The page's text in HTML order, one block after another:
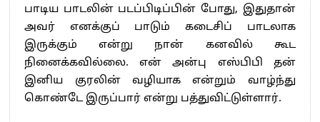
பாடிய பாடலின் படப்பிடிப்பின் போது, இதுதான்
அவர் எனக்குப் பாடும் கடைசிப் பாடலாக
இருக்கும் என்று நான் கனவில் கூட
நினைக்கவில்லை. என் அன்பு எஸ்பிபி தன்
இனிய குரலின் வழியாக என்றும் வாழ்ந்து
கொண்டே இருப்பார் என்று பத்துவிட்டுள்ளார்.